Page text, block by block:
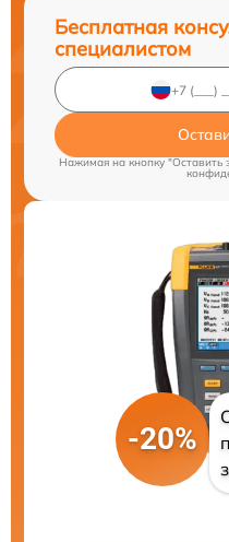
Бесплатная
специалистом
Нажимая на кнопку "Оставить
-20%